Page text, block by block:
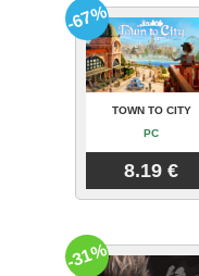
TOWN TO CITY
PC
8.19 €
-67%
-31%